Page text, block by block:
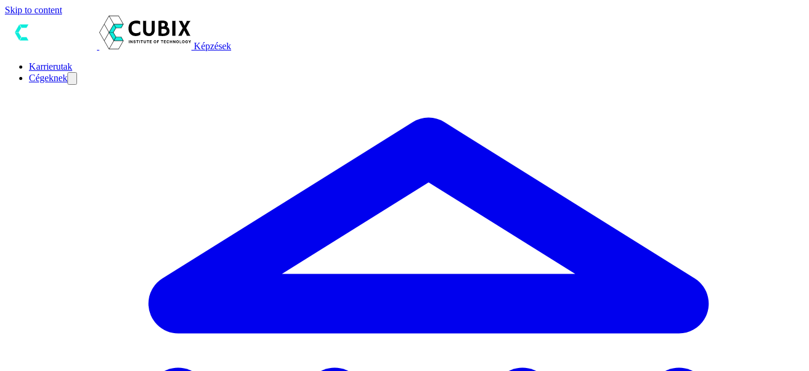
Skip to content
Képzések
Karrierutak
Cégeknek